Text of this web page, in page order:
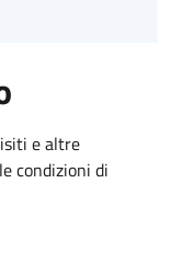
e altre
condizioni di